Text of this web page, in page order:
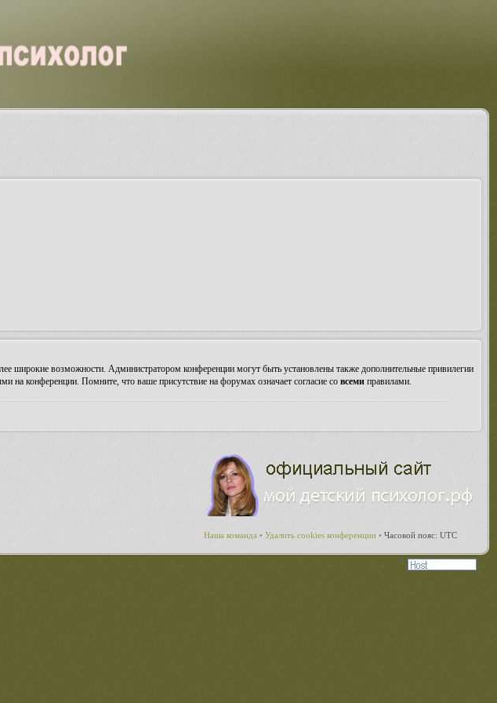
широкие возможности. Администратором конференции могут быть установлены также дополнительные привилегии
на конференции. Помните, что ваше присутствие на форумах означает согласие со всеми правилами.
Наша команда • Удалить cookies конференции • Часовой пояс: UTC